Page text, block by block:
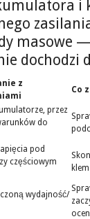
i
masowe
dochodzi
z
Co
przez
do
pod
częściowym
wydajność/